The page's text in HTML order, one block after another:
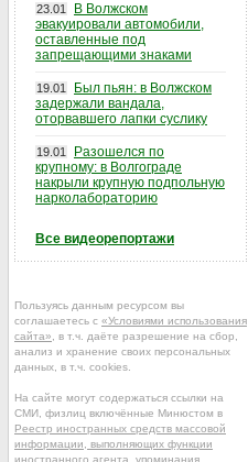
23.01
В Волжском
эвакуировали автомобили,
оставленные под
запрещающими знаками
19.01
Был пьян: в Волжском
задержали вандала,
оторвавшего лапки суслику
19.01
Разошелся по
крупному: в Волгограде
накрыли крупную подпольную
нарколабораторию
Все видеорепортажи
Пользуясь данным ресурсом вы
соглашаетесь с «Условиями использования
сайта» , в т.ч. даёте разрешение на сбор,
анализ и хранение своих персональных
данных, в т.ч. cookies.
На сайте могут содержаться ссылки на
СМИ, физлиц включённые Минюстом в
Реестр иностранных средств массовой
информации, выполняющих функции
иностранного агента , упоминания